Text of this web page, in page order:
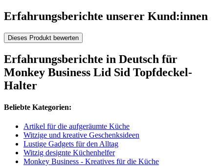
Erfahrungsberichte unserer Kund:innen
Dieses Produkt bewerten
Erfahrungsberichte in Deutsch für
Monkey Business Lid Sid Topfdeckel-
Halter
Beliebte Kategorien:
Artikel für die aufgeräumte Küche
Witzige und kreative Geschenksideen
Lustige Gadgets für den Alltag
Witzig designte Küchenhelfer
Monkey Business - Kreatives für die Küche